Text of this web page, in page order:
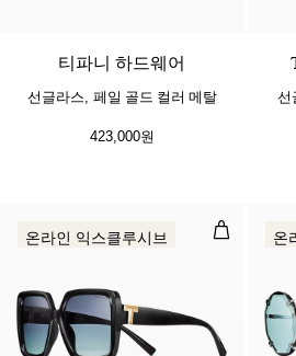
티파니 하드웨어
선글라스, 페일 골드 컬러 메탈
423,000원
선
선글라스
온라인 익스클루시브 온